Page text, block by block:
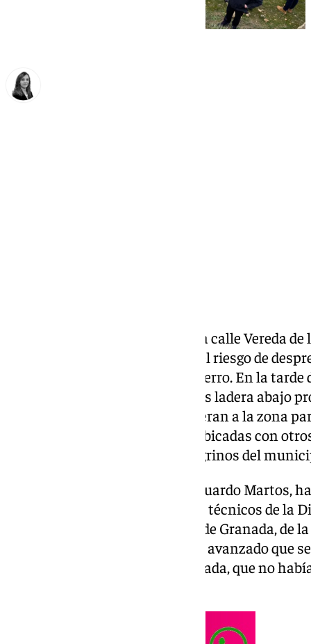
Los vecinos de 13 viviendas de la calle Vereda
tenido que ser desalojados por el riesgo de
grandes dimensiones desde el cerro. En la tarde
desprendimiento de varias rocas ladera abajo
Bomberos de Diputación acudieran a la zona
familias. Todas ellas fueron reubicadas con
encuentra en el refugio de peregrinos del
El diputado de Emergencias, Eduardo Martos,
martes la zona afectada junto a técnicos de la
Puente y los jefes de Bomberos de Granada,
de Pinos Puente. El diputado ha avanzado que
pormenorizado de la zona afectada, que no